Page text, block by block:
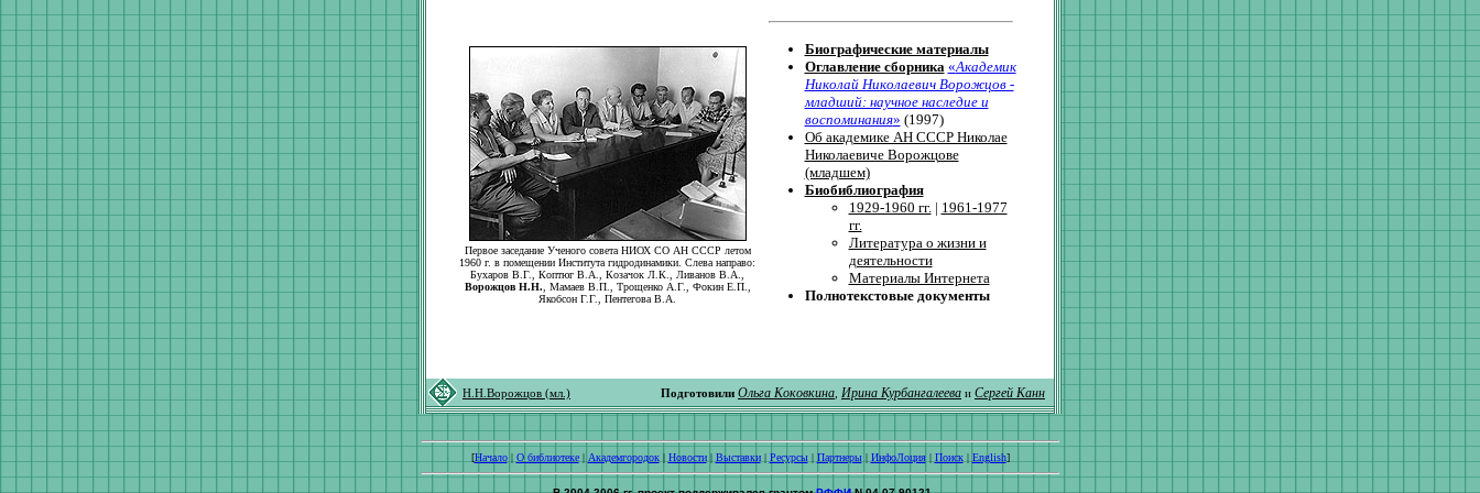
Первое заседание Ученого совета НИОХ СО АН СССР летом
1960 г. в помещении Института гидродинамики. Слева направо:
Бухаров В.Г., Коптюг В.А., Козачок Л.К., Ливанов В.А.,
Ворожцов Н.Н. , Мамаев В.П., Трощенко А.Г., Фокин Е.П.,
Якобсон Г.Г., Пентегова В.А.
Биографические материалы
Оглавление сборника «Академик
Николай Николаевич Ворожцов -
младший: научное наследие и
воспоминания» (1997)
Об академике АН СССР Николае
Николаевиче Ворожцове
(младшем)
Биобиблиография
1929-1960 гг.| 1961-1977
гг.
Литература о жизни и
деятельности
Материалы Интернета
Полнотекстовые документы
Н.Н.Ворожцов (мл.) Подготовили Ольга Коковкина Ирина Курбангалеева и Сергей Канн
[Начало| О библиотеке| Академгородок| Новости| Выставки| Ресурсы| Партнеры| ИнфоЛоция| Поиск| English]